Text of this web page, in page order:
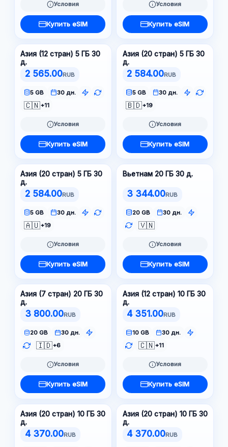
Условия
Купить eSIM
Условия
Купить eSIM
Азия (12 стран) 5 ГБ 30
д.
2 565.00RUB
5 GB 30 дн.
🇨🇳+11
Условия
Купить eSIM
Азия (20 стран) 5 ГБ 30
д.
2 584.00RUB
5 GB 30 дн.
🇧🇩+19
Условия
Купить eSIM
Азия (20 стран) 5 ГБ 30
д.
2 584.00RUB
5 GB 30 дн.
🇦🇺+19
Условия
Купить eSIM
Вьетнам 20 ГБ 30 д.
3 344.00RUB
20 GB 30 дн.
🇻🇳
Условия
Купить eSIM
Азия (7 стран) 20 ГБ 30
д.
3 800.00RUB
20 GB 30 дн.
🇮🇩+6
Условия
Купить eSIM
Азия (12 стран) 10 ГБ 30
д.
4 351.00RUB
10 GB 30 дн.
🇨🇳+11
Условия
Купить eSIM
Азия (20 стран) 10 ГБ 30
д.
4 370.00RUB
Азия (20 стран) 10 ГБ 30
д.
4 370.00RUB